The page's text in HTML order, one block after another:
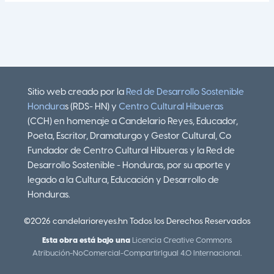
Sitio web creado por la Red de Desarrollo Sostenible
Honduras (RDS- HN) y Centro Cultural Hibueras
(CCH) en homenaje a Candelario Reyes, Educador,
Poeta, Escritor, Dramaturgo y Gestor Cultural, Co
Fundador de Centro Cultural Hibueras y la Red de
Desarrollo Sostenible - Honduras, por su aporte y
legado a la Cultura, Educación y Desarrollo de
Honduras.
©2026 candelarioreyes.hn Todos los Derechos Reservados
Esta obra está bajo una Licencia Creative Commons
Atribución-NoComercial-CompartirIgual 4.0 Internacional .